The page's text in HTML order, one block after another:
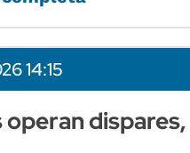
14:15
operan